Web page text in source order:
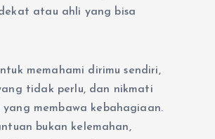
atau ahli yang bisa
memahami dirimu sendiri,
tidak perlu, dan nikmati
yang membawa kebahagiaan.
bukan kelemahan,